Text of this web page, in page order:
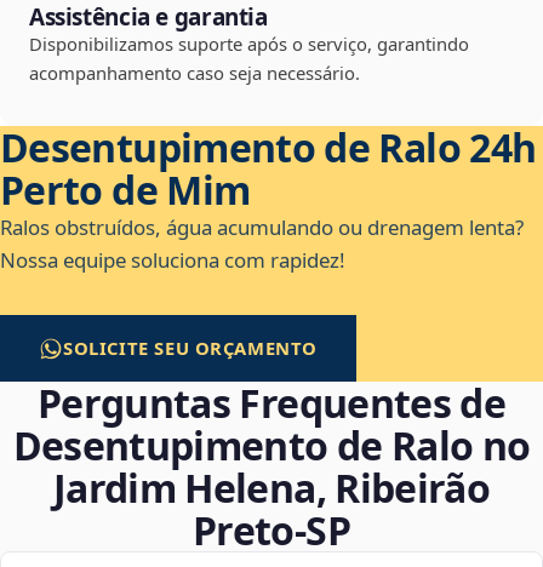
Assistência e garantia
Disponibilizamos suporte após o serviço, garantindo
acompanhamento caso seja necessário.
Desentupimento de Ralo 24h
Perto de Mim
Ralos obstruídos, água acumulando ou drenagem lenta?
Nossa equipe soluciona com rapidez!
SOLICITE SEU ORÇAMENTO
Perguntas Frequentes de
Desentupimento de Ralo no
Jardim Helena, Ribeirão
Preto‑SP